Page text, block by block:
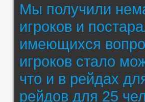
Мы получили
игроков и
имеющихся
игроков стало
что и в рейдах
рейдов для 25